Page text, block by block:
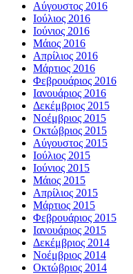
Αύγουστος 2016
Ιούλιος 2016
Ιούνιος 2016
Μάιος 2016
Απρίλιος 2016
Μάρτιος 2016
Φεβρουάριος 2016
Ιανουάριος 2016
Δεκέμβριος 2015
Νοέμβριος 2015
Οκτώβριος 2015
Αύγουστος 2015
Ιούλιος 2015
Ιούνιος 2015
Μάιος 2015
Απρίλιος 2015
Μάρτιος 2015
Φεβρουάριος 2015
Ιανουάριος 2015
Δεκέμβριος 2014
Νοέμβριος 2014
Οκτώβριος 2014